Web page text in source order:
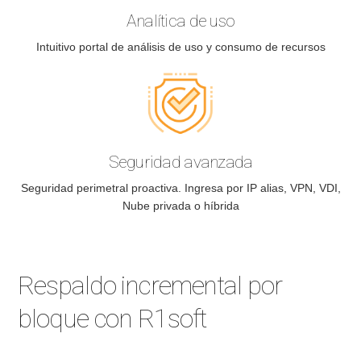
Analítica de uso
Intuitivo portal de análisis de uso y consumo de recursos
Seguridad avanzada
Seguridad perimetral proactiva. Ingresa por IP alias, VPN, VDI,
Nube privada o híbrida
Respaldo incremental por
bloque con R1soft